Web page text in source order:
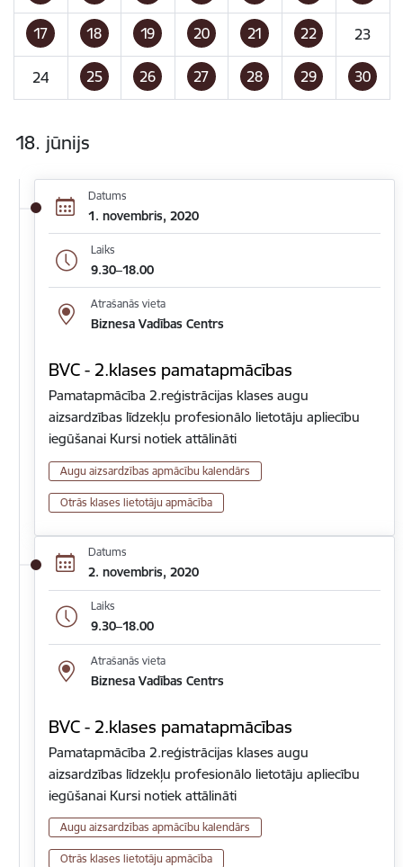
17 18 19 20 21 22 23
24 25 26 27 28 29 30
18. jūnijs
Datums
1. novembris, 2020
Laiks
9.30–18.00
Atrašanās vieta
Biznesa Vadības Centrs
BVC - 2.klases pamatapmācības
Pamatapmācība 2.reģistrācijas klases augu
aizsardzības līdzekļu profesionālo lietotāju apliecību
iegūšanai Kursi notiek attālināti
Augu aizsardzības apmācību kalendārs
Otrās klases lietotāju apmācība
Datums
2. novembris, 2020
Laiks
9.30–18.00
Atrašanās vieta
Biznesa Vadības Centrs
BVC - 2.klases pamatapmācības
Pamatapmācība 2.reģistrācijas klases augu
aizsardzības līdzekļu profesionālo lietotāju apliecību
iegūšanai Kursi notiek attālināti
Augu aizsardzības apmācību kalendārs
Otrās klases lietotāju apmācība